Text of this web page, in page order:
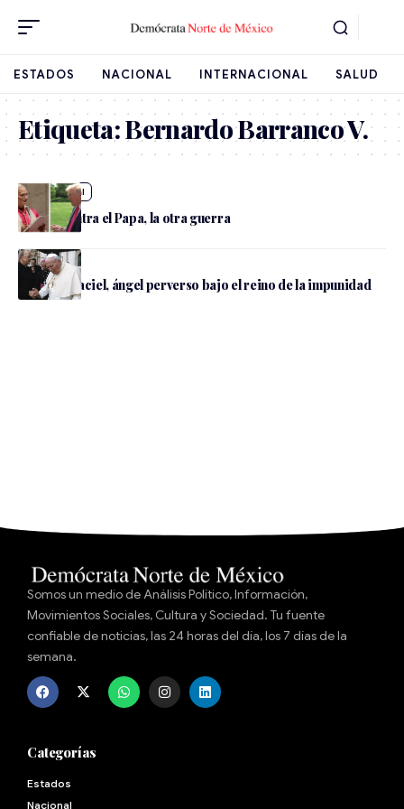
ESTADOS NACIONAL INTERNACIONAL SALUD
Etiqueta:Bernardo Barranco V.
Internacional
Trump contra el Papa, la otra guerra
Nacional
Marcial Maciel, ángel perverso bajo el reino de la impunidad
Somos un medio de Análisis Político, Información,
Movimientos Sociales, Cultura y Sociedad. Tu fuente
confiable de noticias, las 24 horas del día, los 7 días de la
semana.
Categorías
Estados
Nacional